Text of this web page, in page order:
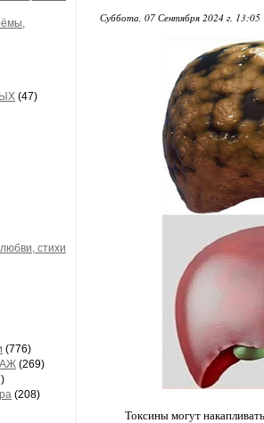
(47)
стихи
(776)
(269)
(208)
Суббота, 07 Сентября 2024 г. 13:05
Токсины могут